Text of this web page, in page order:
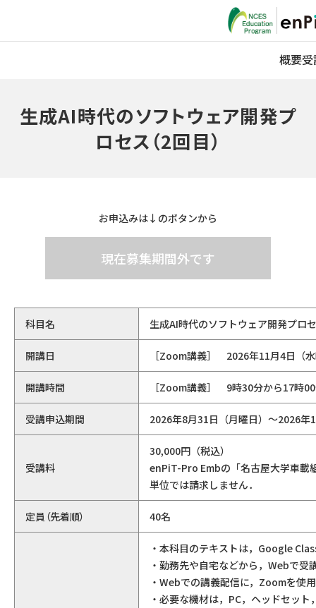
概要
生成AI時代のソフトウェア開発プ
ロセス（2回目）
お申込みは↓のボタンから
現在募集期間外です
科目名 生成AI時代のソフトウェア開発プロ
開講日 ［Zoom講義］ 2026年11月4日（
開講時間 ［Zoom講義］ 9時30分から17時
受講申込期間 2026年8月31日（月曜日）～2026年
受講料
30,000円（税込）
enPiT-Pro Embの「名古屋大学車載
単位では請求しません．
定員（先着順） 40名
・本科目のテキストは，Google
・勤務先や自宅などから，Webで受
・Webでの講義配信に，Zoomを使
・必要な機材は，PC，ヘッドセッ